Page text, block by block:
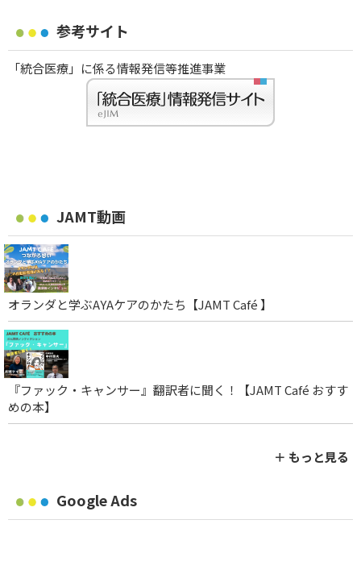
参考サイト
「統合医療」に係る情報発信等推進事業
JAMT動画
オランダと学ぶAYAケアのかたち【JAMT Café 】
『ファック・キャンサー』翻訳者に聞く！【JAMT Café おすす
めの本】
＋ もっと見る
Google Ads